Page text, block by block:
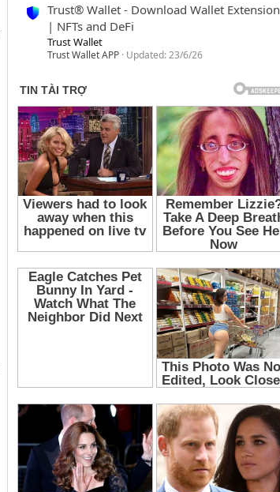
Trust® Wallet - Download Wallet Extension
| NFTs and DeFi
Trust Wallet
Trust Wallet APP Updated:23/6/26